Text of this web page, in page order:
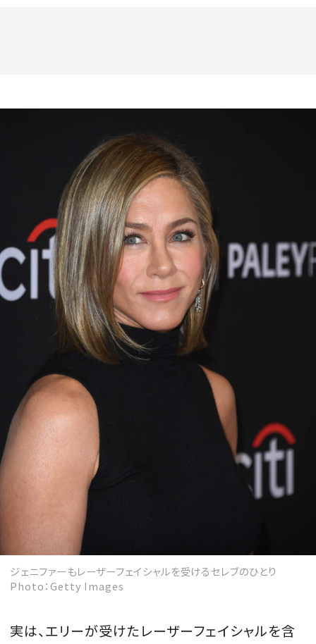
ジェニファーもレーザーフェイシャルを受けるセレブのひとり
Photo：Getty Images
実は、エリーが受けたレーザーフェイシャルを含